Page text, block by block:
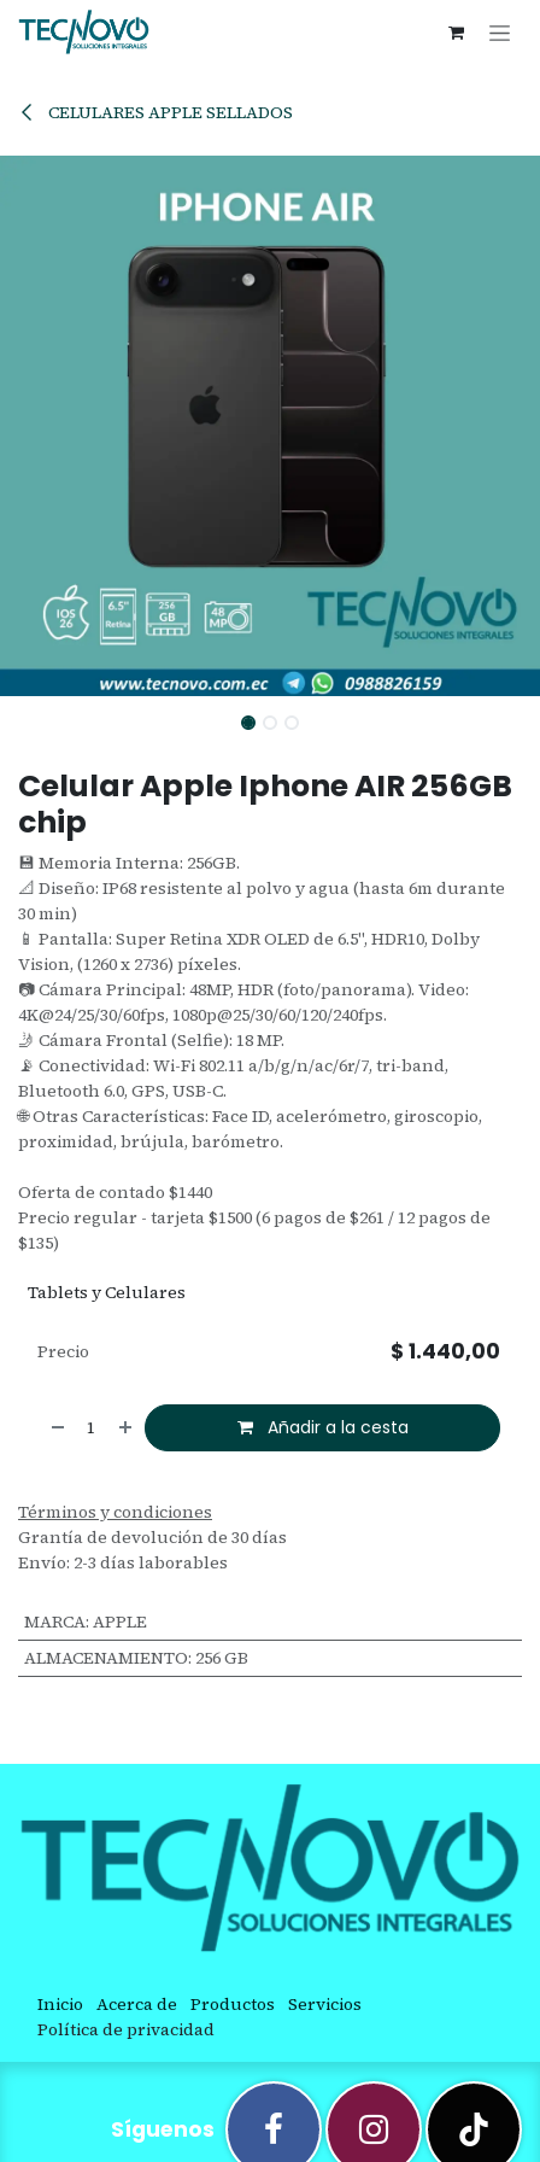
Ir al contenido
CELULARES APPLE SELLADOS
Celular Apple Iphone AIR 256GB
chip
💾 Memoria Interna: 256GB.
📐 Diseño: IP68 resistente al polvo y agua (hasta 6m durante
30 min)
📱 Pantalla: Super Retina XDR OLED de 6.5", HDR10, Dolby
Vision, (1260 x 2736) píxeles.
📷 Cámara Principal: 48MP, HDR (foto/panorama). Video:
4K@24/25/30/60fps, 1080p@25/30/60/120/240fps.
🤳 Cámara Frontal (Selfie): 18 MP.
📡 Conectividad: Wi-Fi 802.11 a/b/g/n/ac/6r/7, tri-band,
Bluetooth 6.0, GPS, USB-C.
🌐 Otras Características: Face ID, acelerómetro, giroscopio,
proximidad, brújula, barómetro.
Oferta de contado $1440
Precio regular - tarjeta $1500 (6 pagos de $261 / 12 pagos de
$135)
Tablets y Celulares
Añadir a la cesta
Precio $ 1.440,00
Términos y condiciones
Grantía de devolución de 30 días
Envío: 2-3 días laborables
MARCA: APPLE
ALMACENAMIENTO: 256 GB
Inicio Acerca de Productos Servicios
Política de privacidad
Síguenos